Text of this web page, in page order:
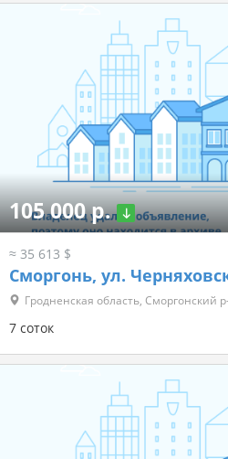
105 000 р.
≈ 35 613 $
Сморгонь, ул.
Гродненская область, Сморгонский
7 соток